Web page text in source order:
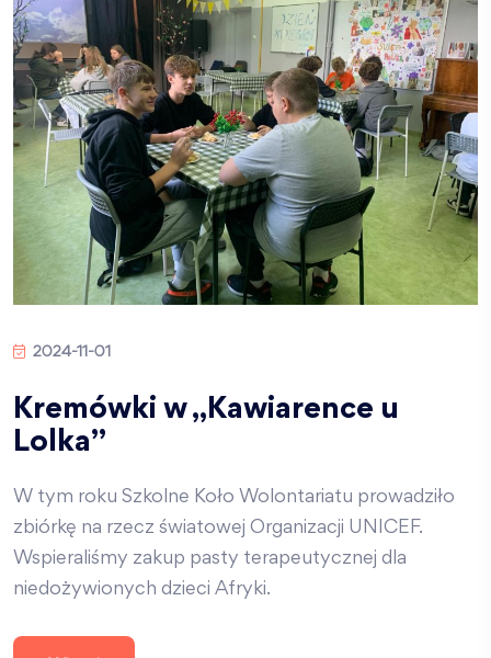
2024-11-01
Kremówki w „Kawiarence u
Lolka”
W tym roku Szkolne Koło Wolontariatu prowadziło
zbiórkę na rzecz światowej Organizacji UNICEF.
Wspieraliśmy zakup pasty terapeutycznej dla
niedożywionych dzieci Afryki.